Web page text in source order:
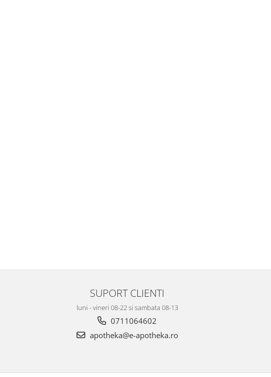
SUPORT CLIENTI
luni - vineri 08-22 si sambata 08-13
0711064602
apotheka@e-apotheka.ro